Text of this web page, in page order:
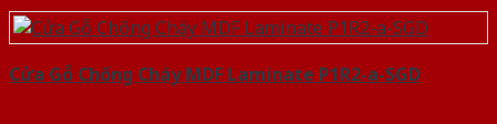
Cửa Gỗ Chống Cháy MDF Laminate P1R2-a-SGD